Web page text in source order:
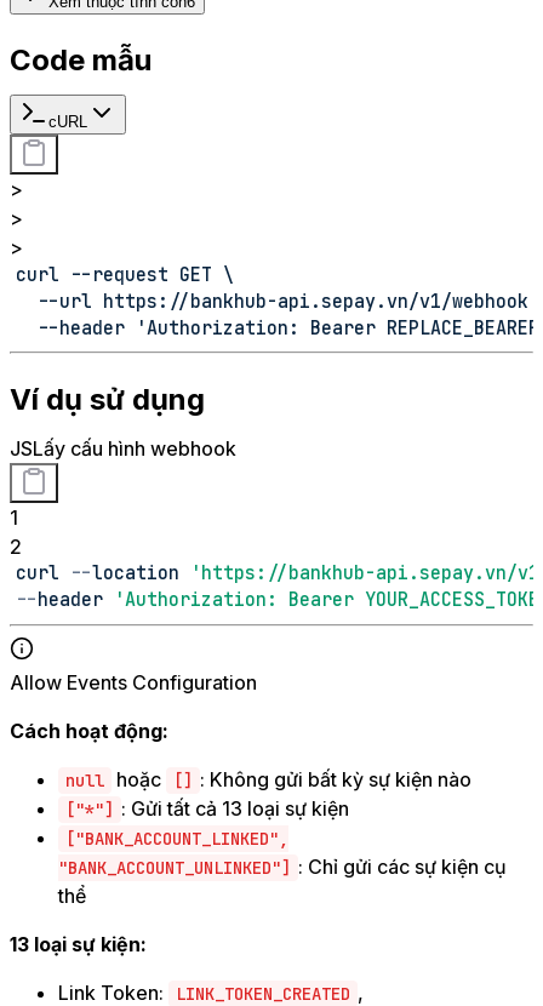
Code mẫu
cURL
>
>
>
curl --request GET \
--url https://bankhub-api.sepay.vn/v1/webhook
--header 'Authorization: Bearer
Ví dụ sử dụng
JSLấy cấu hình webhook
1
2
curl --location
'https://bankhub-api.sepay.vn/
--header 'Authorization: Bearer
Allow Events Configuration
Cách hoạt động:
null hoặc [] : Không gửi bất kỳ sự kiện nào
["*"] : Gửi tất cả 13 loại sự kiện
["BANK_ACCOUNT_LINKED",
"BANK_ACCOUNT_UNLINKED"]
: Chỉ gửi các sự kiện cụ
thể
13 loại sự kiện:
Link Token:
LINK_TOKEN_CREATED ,